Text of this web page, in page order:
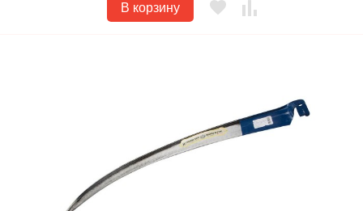
В корзину